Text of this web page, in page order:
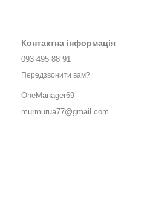
Контактна інформація
093 495 88 91
Передзвонити вам?
OneManager69
murmurua77@gmail.com